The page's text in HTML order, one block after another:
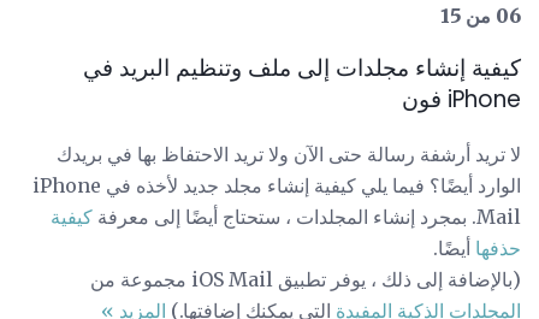
06 من 15
كيفية إنشاء مجلدات إلى ملف وتنظيم البريد في
iPhone فون
لا تريد أرشفة رسالة حتى الآن ولا تريد الاحتفاظ بها في بريدك
الوارد أيضًا؟ فيما يلي كيفية إنشاء مجلد جديد لأخذه في iPhone
Mail. بمجرد إنشاء المجلدات ، ستحتاج أيضًا إلى معرفة
كيفية
حذفها أيضًا.
(بالإضافة إلى ذلك ، يوفر تطبيق iOS Mail مجموعة من
المجلدات الذكية المفيدة التي يمكنك إضافتها.) المزيد »